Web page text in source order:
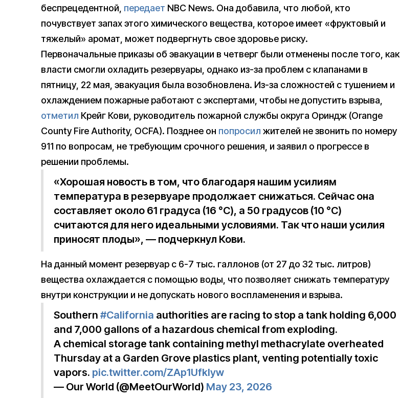
беспрецедентной, передает NBC News. Она добавила, что любой, кто
почувствует запах этого химического вещества, которое имеет «фруктовый и
тяжелый» аромат, может подвергнуть свое здоровье риску.
Первоначальные приказы об эвакуации в четверг были отменены после того, как
власти смогли охладить резервуары, однако из-за проблем с клапанами в
пятницу, 22 мая, эвакуация была возобновлена. Из-за сложностей с тушением и
охлаждением пожарные работают с экспертами, чтобы не допустить взрыва,
отметил Крейг Кови, руководитель пожарной службы округа Ориндж (Orange
County Fire Authority, OCFA). Позднее он попросил жителей не звонить по номеру
911 по вопросам, не требующим срочного решения, и заявил о прогрессе в
решении проблемы.
«Хорошая новость в том, что благодаря нашим усилиям
температура в резервуаре продолжает снижаться. Сейчас она
составляет около 61 градуса (16 °C), а 50 градусов (10 °C)
считаются для него идеальными условиями. Так что наши усилия
приносят плоды», — подчеркнул Кови.
На данный момент резервуар c 6-7 тыс. галлонов (от 27 до 32 тыс. литров)
вещества охлаждается с помощью воды, что позволяет снижать температуру
внутри конструкции и не допускать нового воспламенения и взрыва.
Southern #California authorities are racing to stop a tank holding 6,000
and 7,000 gallons of a hazardous chemical from exploding.
A chemical storage tank containing methyl methacrylate overheated
Thursday at a Garden Grove plastics plant, venting potentially toxic
vapors. pic.twitter.com/ZAp1UfkIyw
— Our World (@MeetOurWorld) May 23, 2026